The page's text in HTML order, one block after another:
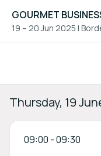
GOURMET
19 – 20 Jun 2025 |
Thursday, 19
09:00 -09:30